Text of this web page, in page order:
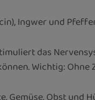
Ingwer und
das
Wichtig: